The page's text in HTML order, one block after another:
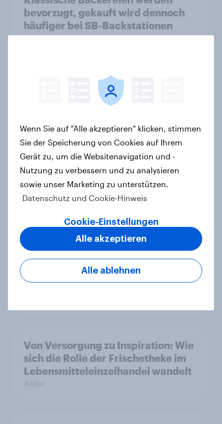
bevorzugt, gekauft wird dennoch
häufiger bei SB-Backstationen
Artikel
Temu ist doppelt so relevant wie
Shein – und hat eine deutlich ältere
Artikel
Neue Zölle für Temu & Co.: Jeder
zweite Käufer würde bei
Preisaufschlägen zurückhaltender
YouGov Deutschland Advertiser des
Monats 2026
Von Versorgung zu Inspiration: Wie
sich die Rolle der Frischetheke im
Lebensmitteleinzelhandel wandelt
Artikel
Wenn Sie auf "Alle akzeptieren" klicken, stimmen
Sie der Speicherung von Cookies auf Ihrem
Gerät zu, um die Websitenavigation und -
Nutzung zu verbessern und zu analysieren
sowie unser Marketing zu unterstützen.
Datenschutz und Cookie-Hinweis
Cookie-Einstellungen
Alle ablehnen
Alle akzeptieren